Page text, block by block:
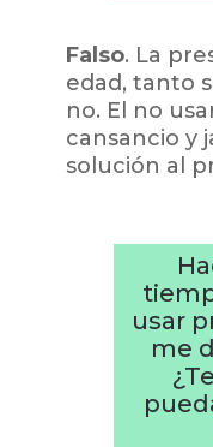
Falso. La
edad, tanto
no. El no
cansancio y
solución al
usar
me